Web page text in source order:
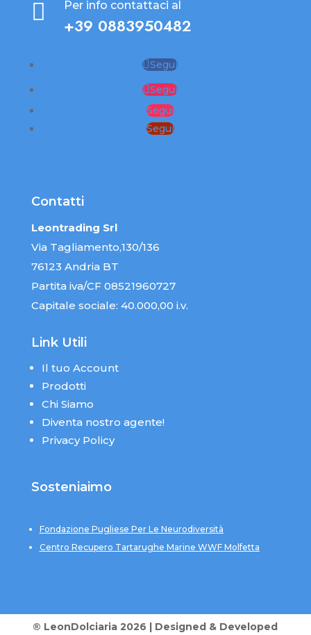
 Per info contattaci al
+39 0883950482
Segui
Segui
Segui
Segui
Contatti
Leontrading Srl
Via Tagliamento,130/136
76123 Andria BT
Partita iva/CF 08521960727
Capitale sociale: 40.000,00 i.v.
Link Utili
Il tuo Account
Prodotti
Chi Siamo
Diventa nostro agente!
Privacy Policy
Sosteniaimo
Fondazione Pugliese Per Le Neurodiversità
Centro Recupero Tartarughe Marine WWF Molfetta
® LeonDolciaria 2026 | Designed & Developed